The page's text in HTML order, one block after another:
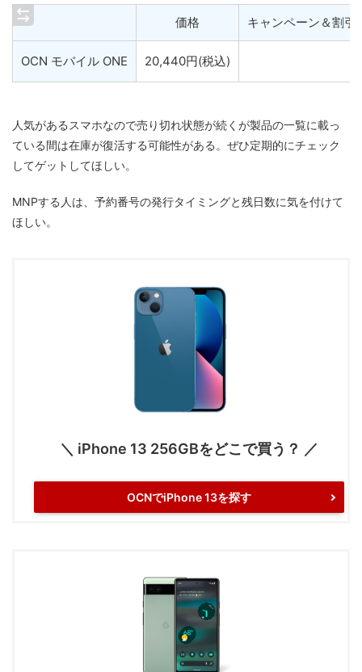
価格 キャンペーン＆割引
OCN モバイル ONE 20,440円(税込)
人気があるスマホなので売り切れ状態が続くが製品の一覧に載っ
ている間は在庫が復活する可能性がある。ぜひ定期的にチェック
してゲットしてほしい。
MNPする人は、予約番号の発行タイミングと残日数に気を付けて
ほしい。
＼ iPhone 13 256GBをどこで買う？ ／
OCNでiPhone 13を探す